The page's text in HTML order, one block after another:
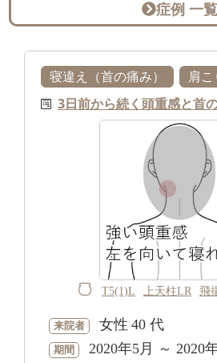
症例 一覧
寝違え（首の痛み） 肩こ
3日前から続く頭重感と首
T5(1)L 上天柱LR 飛
来院者 女性 40 代
期間 2020年5月 ～ 2020